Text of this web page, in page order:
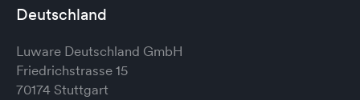
Deutschland
Luware Deutschland GmbH
Friedrichstrasse 15
70174 Stuttgart